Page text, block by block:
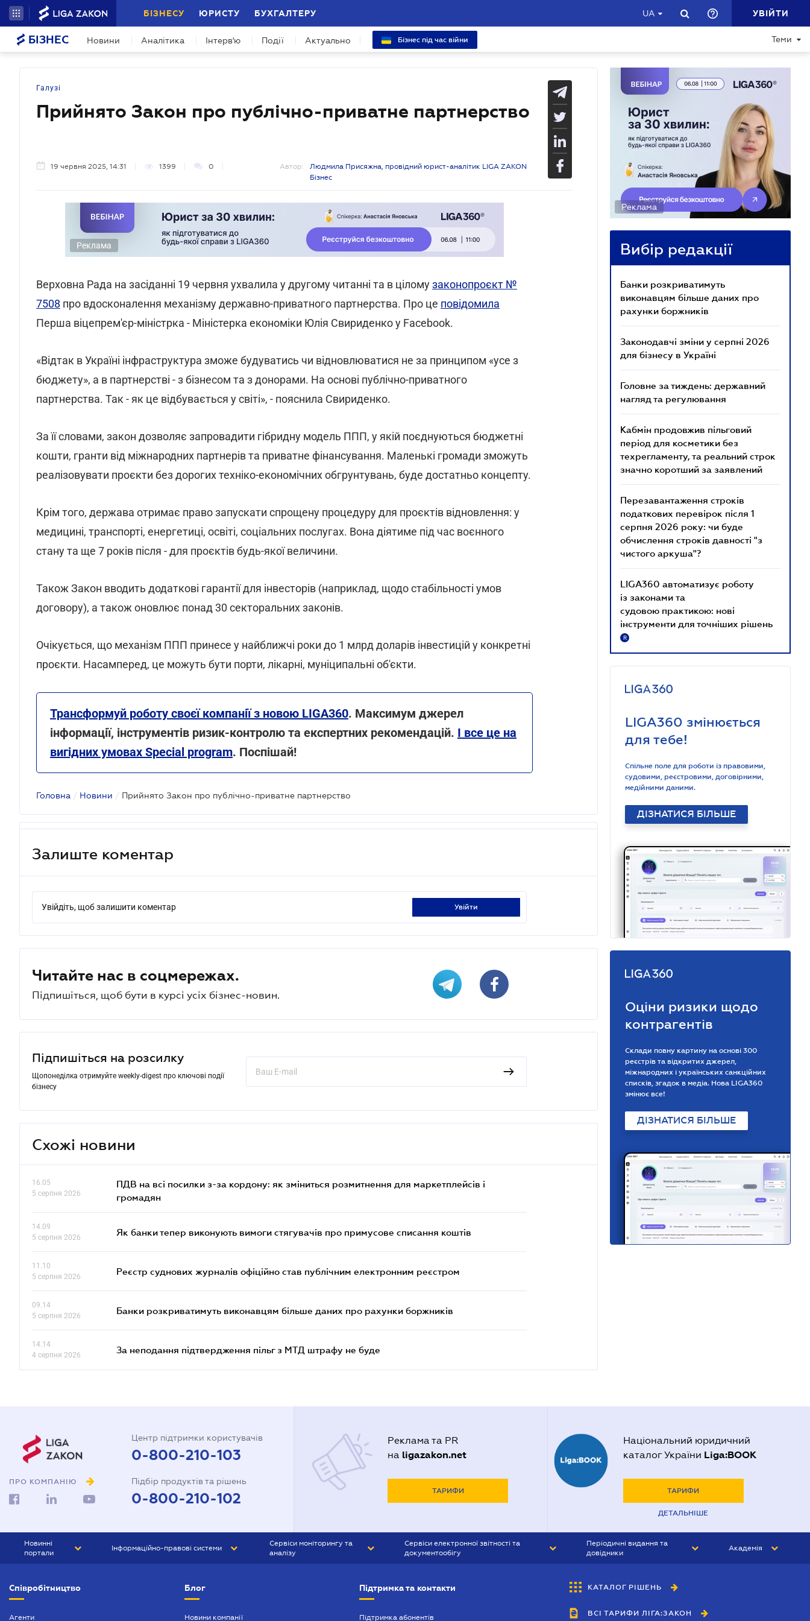
БІЗНЕСУ ЮРИСТУ БУХГАЛТЕРУ UA УВІЙТИ
БІЗНЕС Новини Аналітика Інтерв'ю Події Актуально Бізнес під час війни Теми
Галузі
Прийнято Закон про публічно-приватне партнерство
19 червня 2025, 14:31 1399 0 Автор:
Людмила Присяжна, провідний юрист-аналітик LIGA ZAKON
Бізнес
Реклама
Верховна Рада на засіданні 19 червня ухвалила у другому читанні та в ціломузаконопроєкт №
7508 про вдосконалення механізму державно-приватного партнерства. Про це повідомила
Перша віцепрем'єр-міністрка - Міністерка економіки Юлія Свириденко у Facebook.
«Відтак в Україні інфраструктура зможе будуватись чи відновлюватися не за принципом «усе з
бюджету», а в партнерстві - з бізнесом та з донорами. На основі публічно-приватного
партнерства. Так - як це відбувається у світі», - пояснила Свириденко.
За її словами, закон дозволяє запровадити гібридну модель ППП, у якій поєднуються бюджетні
кошти, гранти від міжнародних партнерів та приватне фінансування. Маленькі громади зможуть
реалізовувати проєкти без дорогих техніко-економічних обгрунтувань, буде достатньо концепту.
Крім того, держава отримає право запускати спрощену процедуру для проєктів відновлення: у
медицині, транспорті, енергетиці, освіті, соціальних послугах. Вона діятиме під час воєнного
стану та ще 7 років після - для проєктів будь-якої величини.
Також Закон вводить додаткові гарантії для інвесторів (наприклад, щодо стабільності умов
договору), а також оновлює понад 30 секторальних законів.
Очікується, що механізм ППП принесе у найближчі роки до 1 млрд доларів інвестицій у конкретні
проєкти. Насамперед, це можуть бути порти, лікарні, муніципальні об'єкти.
Трансформуй роботу своєї компанії з новою LIGA360. Максимум джерел
інформації, інструментів ризик-контролю та експертних рекомендацій. І все це на
вигідних умовах Special program. Поспішай!
Головна / Новини / Прийнято Закон про публічно-приватне партнерство
Залиште коментар
Увійдіть, щоб залишити коментар увійти
Читайте нас в соцмережах.
Підпишіться, щоб бути в курсі усіх бізнес-новин.
Підпишіться на розсилку
Щопонеділка отримуйте weekly-digest про ключові події
бізнесу
Схожі новини
16.05
5 серпня 2026
ПДВ на всі посилки з-за кордону: як зміниться розмитнення для маркетплейсів і
громадян
14.09
5 серпня 2026
Як банки тепер виконують вимоги стягувачів про примусове списання коштів
11.10
5 серпня 2026
Реєстр суднових журналів офіційно став публічним електронним реєстром
09.14
5 серпня 2026
Банки розкриватимуть виконавцям більше даних про рахунки боржників
14.14
4 серпня 2026
За неподання підтвердження пільг з МТД штрафу не буде
Реклама
Вибір редакції
Банки розкриватимуть
виконавцям більше даних про
рахунки боржників
Законодавчі зміни у серпні 2026
для бізнесу в Україні
Головне за тиждень: державний
нагляд та регулювання
Кабмін продовжив пільговий
період для косметики без
техрегламенту, та реальний строк
значно коротший за заявлений
Перезавантаження строків
податкових перевірок після 1
серпня 2026 року: чи буде
обчислення строків давності "з
чистого аркуша"?
LIGA360 автоматизує роботу
із законами та
судовою практикою: нові
інструменти для точніших рішень
R
LIGA360 змінюється
для тебе!
Спільне поле для роботи із правовими,
судовими, реєстровими, договірними,
медійними даними.
ДІЗНАТИСЯ БІЛЬШЕ
Оціни ризики щодо
контрагентів
Склади повну картину на основі 300
реєстрів та відкритих джерел,
міжнародних і українських санкційних
списків, згадок в медіа. Нова LIGA360
змінює все!
ДІЗНАТИСЯ БІЛЬШЕ
ПРО КОМПАНІЮ
Центр підтримки користувачів
0-800-210-103
Підбір продуктів та рішень
0-800-210-102
Реклама та PR
на ligazakon.net
ТАРИФИ
Національний юридичний
каталог України Liga:BOOK
ТАРИФИ
ДЕТАЛЬНІШЕ
Новинні
портали
БІЗНЕС
Інформаційно-правові системи
Сервіси моніторингу та
аналізу
Сервіси електронної звітності та
документообігу
Періодичні видання та
довідники
БУХГАЛТЕР&ЗАКОН
ВІСНИК МСФЗ
Академія
Співробітництво
Агенти
Блог
Новини компанії
Підтримка та контакти
Підтримка абонентів
КАТАЛОГ РІШЕНЬ
ВСІ ТАРИФИ ЛІГА:ЗАКОН